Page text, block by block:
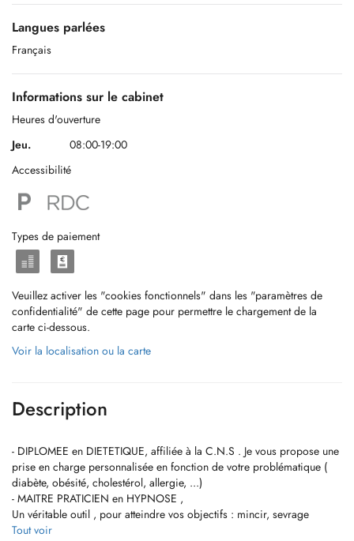
Langues parlées
Français
Informations sur le cabinet
Heures d'ouverture
Jeu.
08:00-19:00
Accessibilité
Types de paiement
Veuillez activer les "cookies fonctionnels" dans les "paramètres de
confidentialité" de cette page pour permettre le chargement de la
carte ci-dessous.
Voir la localisation ou la carte
Description
- DIPLOMEE en DIETETIQUE, affiliée à la C.N.S . Je vous propose une
prise en charge personnalisée en fonction de votre problématique (
diabète, obésité, cholestérol, allergie, ...)
- MAITRE PRATICIEN en HYPNOSE ,
Un véritable outil , pour atteindre vos objectifs : mincir, sevrage
tabagique, stress, sommeil, énurésie, douleur, alcool,...
Tout voir